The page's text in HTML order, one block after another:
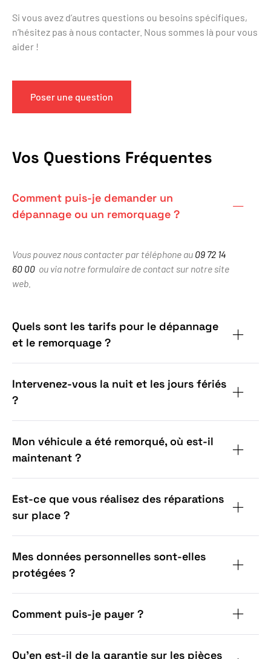
Si vous avez d’autres questions ou besoins spécifiques,
n’hésitez pas à nous contacter. Nous sommes là pour vous
aider !
Poser une question
Vos Questions Fréquentes
Comment puis-je demander un
dépannage ou un remorquage ?
Vous pouvez nous contacter par téléphone au 09 72 14
60 00 ou via notre formulaire de contact sur notre site
web.
Quels sont les tarifs pour le dépannage
et le remorquage ?
Intervenez-vous la nuit et les jours fériés
?
Mon véhicule a été remorqué, où est-il
maintenant ?
Est-ce que vous réalisez des réparations
sur place ?
Mes données personnelles sont-elles
protégées ?
Comment puis-je payer ?
Qu'en est-il de la garantie sur les pièces